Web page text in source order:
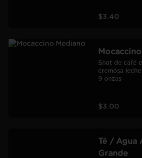
$3.40
Shot de café
cremosa
9 onzas
$3.00
Té / Agua
Grande